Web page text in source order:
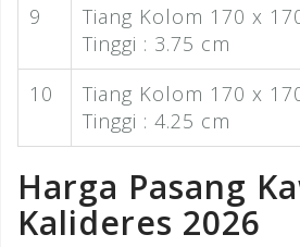
9
Tiang Kolom 170 x
Tinggi : 3.75 cm
10
Tiang Kolom 170 x
Tinggi : 4.25 cm
Harga Pasang
Kalideres 2026